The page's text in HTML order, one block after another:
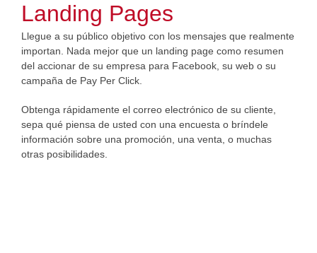
Landing Pages
Llegue a su público objetivo con los mensajes que realmente
importan. Nada mejor que un landing page como resumen
del accionar de su empresa para Facebook, su web o su
campaña de Pay Per Click.
Obtenga rápidamente el correo electrónico de su cliente,
sepa qué piensa de usted con una encuesta o bríndele
información sobre una promoción, una venta, o muchas
otras posibilidades.